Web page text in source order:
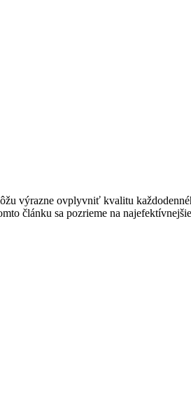
výrazne ovplyvniť kvalitu
článku sa pozrieme na